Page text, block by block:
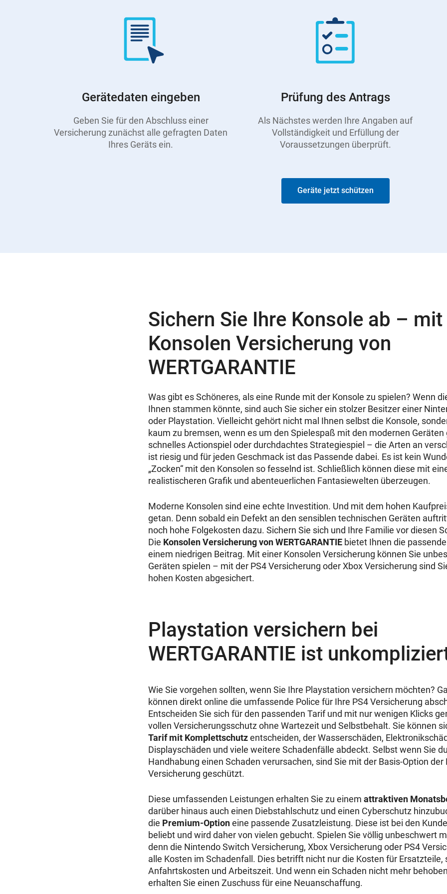
Gerätedaten eingeben
Geben Sie für den Abschluss einer
Versicherung zunächst alle gefragten Daten
Ihres Geräts ein.
Prüfung des Antrags
Als Nächstes werden Ihre Angaben auf
Vollständigkeit und Erfüllung der
Voraussetzungen überprüft.
Geräte jetzt schützen
Sichern Sie Ihre Konsole ab –
Konsolen Versicherung von
WERTGARANTIE
Was gibt es Schöneres, als eine Runde mit der Konsole zu spielen? Wenn
Ihnen stammen könnte, sind auch Sie sicher ein stolzer Besitzer einer
oder Playstation. Vielleicht gehört nicht mal Ihnen selbst die Konsole,
kaum zu bremsen, wenn es um den Spielespaß mit den modernen Geräten
schnelles Actionspiel oder durchdachtes Strategiespiel – die Arten an
ist riesig und für jeden Geschmack ist das Passende dabei. Es ist kein
„Zocken“ mit den Konsolen so fesselnd ist. Schließlich können diese mit
realistischeren Grafik und abenteuerlichen Fantasiewelten überzeugen.
Moderne Konsolen sind eine echte Investition. Und mit dem hohen
getan. Denn sobald ein Defekt an den sensiblen technischen Geräten
noch hohe Folgekosten dazu. Sichern Sie sich und Ihre Familie vor diesen
Die Konsolen Versicherung von WERTGARANTIE bietet Ihnen die
einem niedrigen Beitrag. Mit einer Konsolen Versicherung können Sie
Geräten spielen – mit der PS4 Versicherung oder Xbox Versicherung sind
hohen Kosten abgesichert.
Playstation versichern bei
WERTGARANTIE ist
Wie Sie vorgehen sollten, wenn Sie Ihre Playstation versichern möchten?
können direkt online die umfassende Police für Ihre PS4 Versicherung
Entscheiden Sie sich für den passenden Tarif und mit nur wenigen Klicks
vollen Versicherungsschutz ohne Wartezeit und Selbstbehalt. Sie können
Tarif mit Komplettschutzentscheiden, der Wasserschäden,
Displayschäden und viele weitere Schadenfälle abdeckt. Selbst wenn Sie
Handhabung einen Schaden verursachen, sind Sie mit der Basis-Option der
Versicherung geschützt.
Diese umfassenden Leistungen erhalten Sie zu einem attraktiven
darüber hinaus auch einen Diebstahlschutz und einen Cyberschutz
die Premium-Optioneine passende Zusatzleistung. Diese ist bei den
beliebt und wird daher von vielen gebucht. Spielen Sie völlig unbeschwert
denn die Nintendo Switch Versicherung, Xbox Versicherung oder PS4
alle Kosten im Schadenfall. Dies betrifft nicht nur die Kosten für Ersatzteile,
Anfahrtskosten und Arbeitszeit. Und wenn ein Schaden nicht mehr
erhalten Sie einen Zuschuss für eine Neuanschaffung.